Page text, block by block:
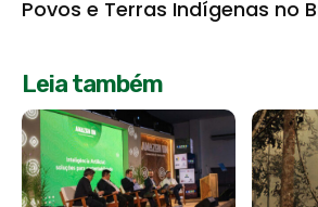
Povos e Terras Indígenas no
Leia também